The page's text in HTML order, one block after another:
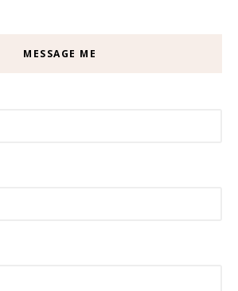
MESSAGE ME